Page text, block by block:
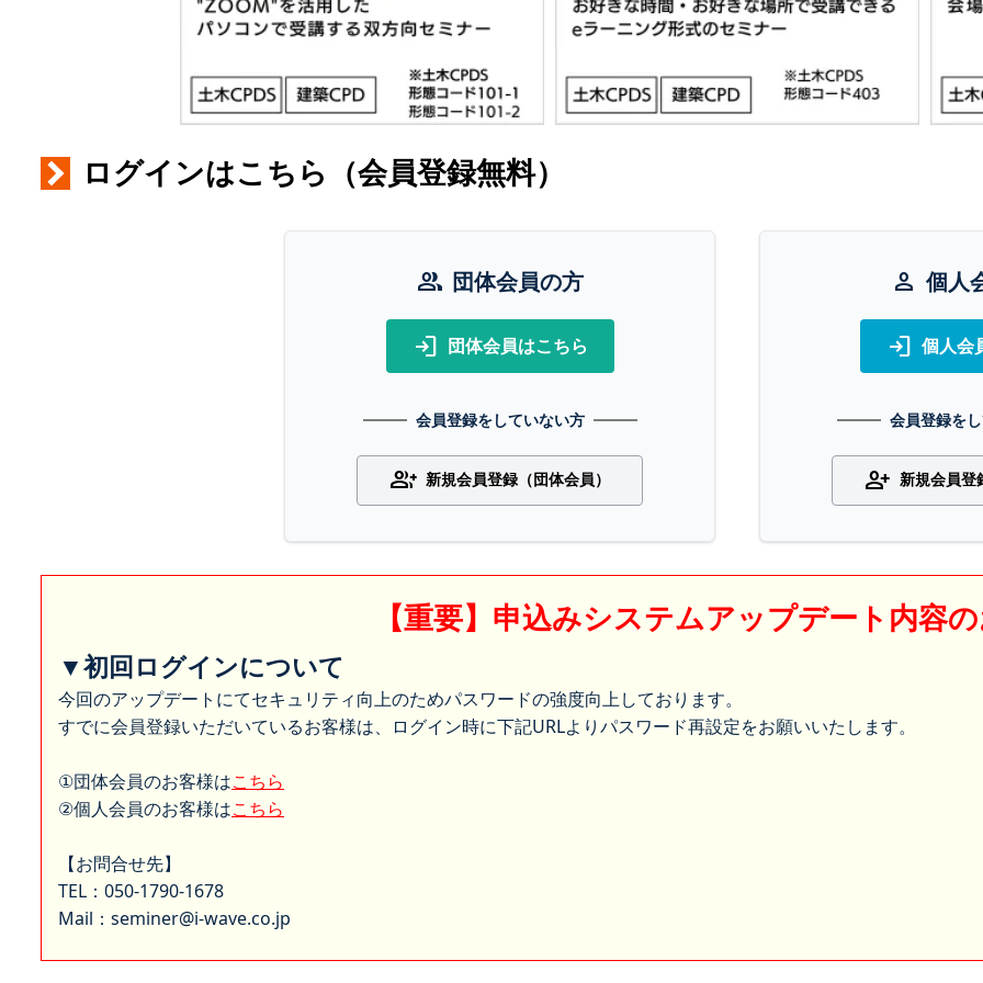
ログインはこちら（会員登録無料）
group 団体会員の方
login 団体会員はこちら
会員登録をしていない方
group_add 新規会員登録（団体会員）
person 個人
login 個人会
会員登録を
person_add 新規会員登
【重要】申込みシステムアップデート内容
▼初回ログインについて
今回のアップデートにてセキュリティ向上のためパスワードの強度向上しております。
すでに会員登録いただいているお客様は、ログイン時に下記URLよりパスワード再設定をお願いいたします。
①団体会員のお客様はこちら
②個人会員のお客様はこちら
【お問合せ先】
TEL：050-1790-1678
Mail：seminer@i-wave.co.jp